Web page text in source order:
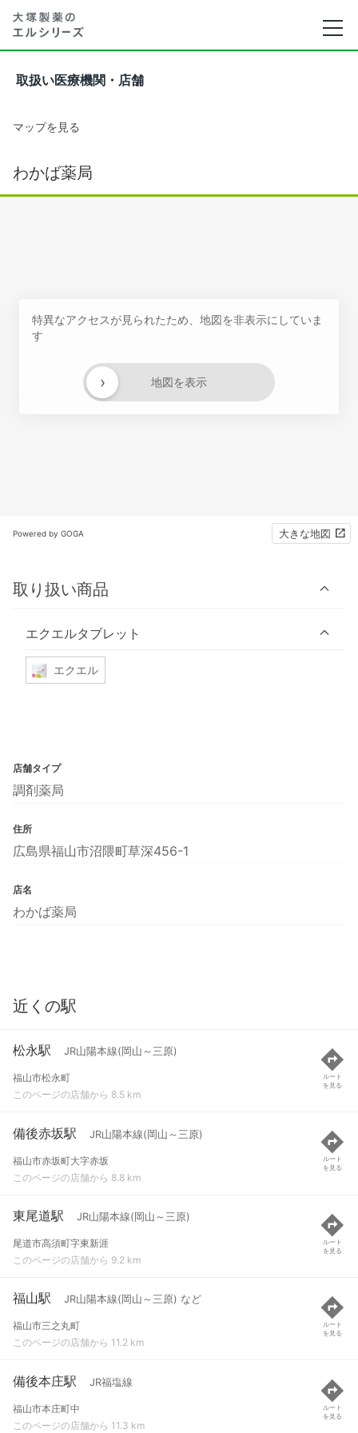
取扱い医療機関・店舗
マップを見る
わかば薬局
特異なアクセスが見られたため、地図を非表示にしていま
す
地図を表示
›
Powered by GOGA 大きな地図
取り扱い商品
エクエルタブレット
エクエル
店舗タイプ
調剤薬局
住所
広島県福山市沼隈町草深456-1
店名
わかば薬局
近くの駅
松永駅 JR山陽本線(岡山～三原)
福山市松永町
このページの店舗から 8.5 km
ルート
を見る
備後赤坂駅 JR山陽本線(岡山～三原)
福山市赤坂町大字赤坂
このページの店舗から 8.8 km
ルート
を見る
東尾道駅 JR山陽本線(岡山～三原)
尾道市高須町字東新涯
このページの店舗から 9.2 km
ルート
を見る
福山駅 JR山陽本線(岡山～三原) など
福山市三之丸町
このページの店舗から 11.2 km
ルート
を見る
備後本庄駅 JR福塩線
福山市本庄町中
このページの店舗から 11.3 km
ルート
を見る